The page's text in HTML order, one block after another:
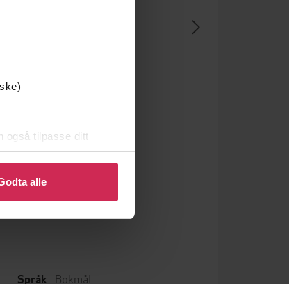
også tilpasse ditt
endre ditt samtykke.
alle
Språk Bokmål